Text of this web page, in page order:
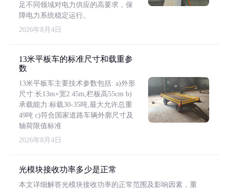
足不同领域对电力供应的高要求，保
障电力系统稳定运行。
2026年8月4日
13米平板车的标准尺寸和载重参
数
13米平板车主要技术参数包括: a)外形
尺寸:长13m×宽2.45m,栏板高55cm b)
承载能力:标载30-35吨,最大允许总重
49吨 c)符合国家道路车辆外廓尺寸及
轴荷限值标准
2026年8月4日
光模块接收功率多少是正常
本文详细解答光模块接收功率的正常范围及影响因素，重